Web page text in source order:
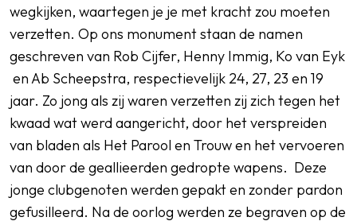
wegkijken, waartegen je je met kracht zou moeten
verzetten. Op ons monument staan de namen
geschreven van Rob Cijfer, Henny Immig, Ko van Eyk
en Ab Scheepstra, respectievelijk 24, 27, 23 en 19
jaar. Zo jong als zij waren verzetten zij zich tegen het
kwaad wat werd aangericht, door het verspreiden
van bladen als Het Parool en Trouw en het vervoeren
van door de geallieerden gedropte wapens. Deze
jonge clubgenoten werden gepakt en zonder pardon
gefusilleerd. Na de oorlog werden ze begraven op de